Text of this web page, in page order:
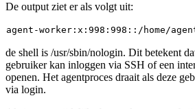
De output ziet er als volgt uit:
agent-worker: x: 998 : 998 : :/home/
de shell is /usr/sbin/nologin. Dit betekent
gebruiker kan inloggen via SSH of een
openen. Het agentproces draait als deze
via login.